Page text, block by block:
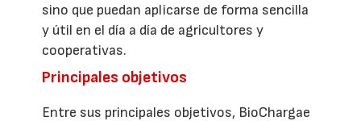
sino que puedan aplicarse de forma sencilla
y útil en el día a día de agricultores y
cooperativas.
Principales objetivos
Entre sus principales objetivos, BioChargae